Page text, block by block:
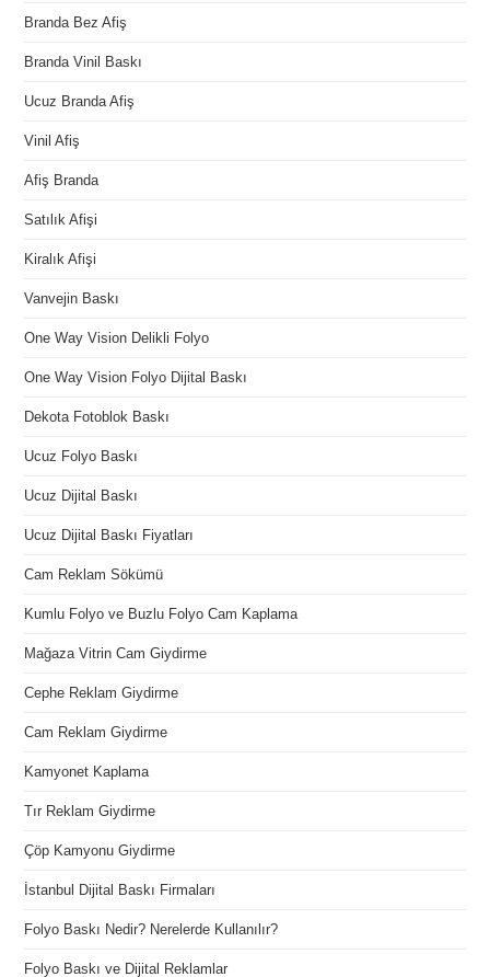
Branda Bez Afiş
Branda Vinil Baskı
Ucuz Branda Afiş
Vinil Afiş
Afiş Branda
Satılık Afişi
Kiralık Afişi
Vanvejin Baskı
One Way Vision Delikli Folyo
One Way Vision Folyo Dijital Baskı
Dekota Fotoblok Baskı
Ucuz Folyo Baskı
Ucuz Dijital Baskı
Ucuz Dijital Baskı Fiyatları
Cam Reklam Sökümü
Kumlu Folyo ve Buzlu Folyo Cam Kaplama
Mağaza Vitrin Cam Giydirme
Cephe Reklam Giydirme
Cam Reklam Giydirme
Kamyonet Kaplama
Tır Reklam Giydirme
Çöp Kamyonu Giydirme
İstanbul Dijital Baskı Firmaları
Folyo Baskı Nedir? Nerelerde Kullanılır?
Folyo Baskı ve Dijital Reklamlar